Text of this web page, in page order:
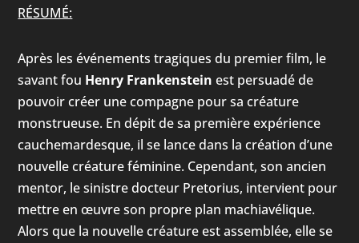
RÉSUMÉ:
Après les événements tragiques du premier film, le
savant fou Henry Frankenstein est persuadé de
pouvoir créer une compagne pour sa créature
monstrueuse. En dépit de sa première expérience
cauchemardesque, il se lance dans la création d’une
nouvelle créature féminine. Cependant, son ancien
mentor, le sinistre docteur Pretorius, intervient pour
mettre en œuvre son propre plan machiavélique.
Alors que la nouvelle créature est assemblée, elle se